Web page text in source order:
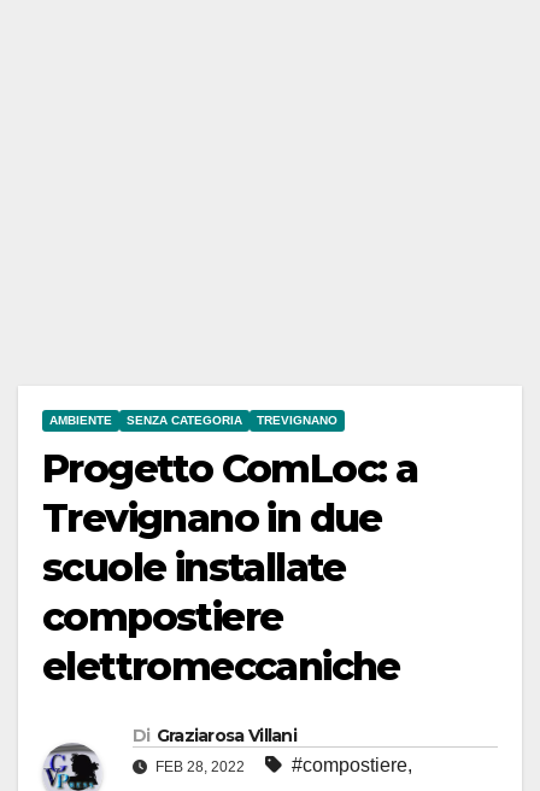
AMBIENTE SENZA CATEGORIA TREVIGNANO
Progetto ComLoc: a
Trevignano in due
scuole installate
compostiere
elettromeccaniche
Di Graziarosa Villani
FEB 28, 2022 #compostiere,